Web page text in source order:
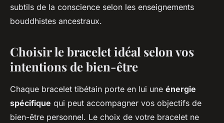
subtils de la conscience selon les enseignements
bouddhistes ancestraux.
Choisir le bracelet idéal selon vos
intentions de bien-être
Chaque bracelet tibétain porte en lui une énergie
spécifique qui peut accompagner vos objectifs de
bien-être personnel. Le choix de votre bracelet ne